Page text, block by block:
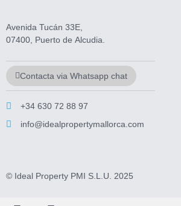
Avenida Tucán 33E,
07400, Puerto de Alcudia.
Contacta via Whatsapp chat
+34 630 72 88 97
info@idealpropertymallorca.com
© Ideal Property PMI S.L.U. 2025